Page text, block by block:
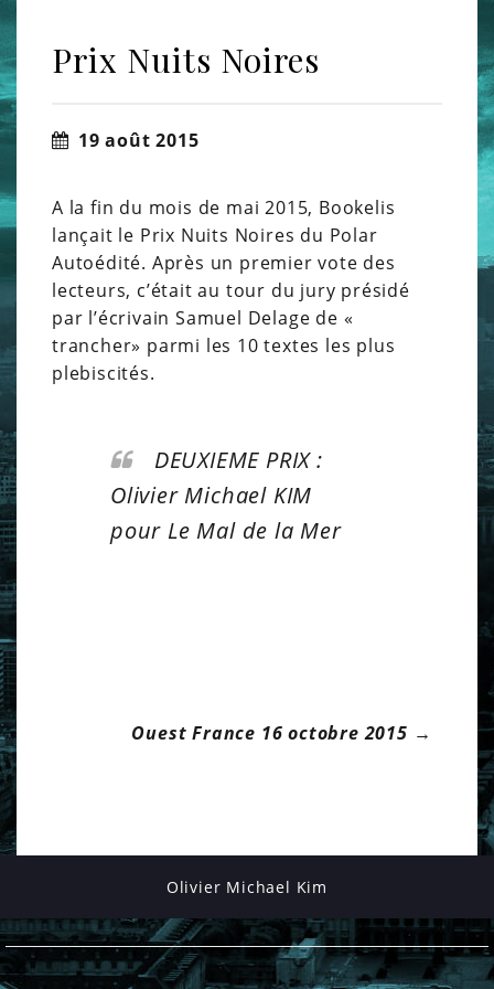
Prix Nuits Noires
19 août 2015
A la fin du mois de mai 2015, Bookelis
lançait le Prix Nuits Noires du Polar
Autoédité. Après un premier vote des
lecteurs, c’était au tour du jury présidé
par l’écrivain Samuel Delage de «
trancher» parmi les 10 textes les plus
plebiscités.
DEUXIEME PRIX :
Olivier Michael KIM
pour Le Mal de la Mer
t
Ouest France 16 octobre 2015 →
Olivier Michael Kim